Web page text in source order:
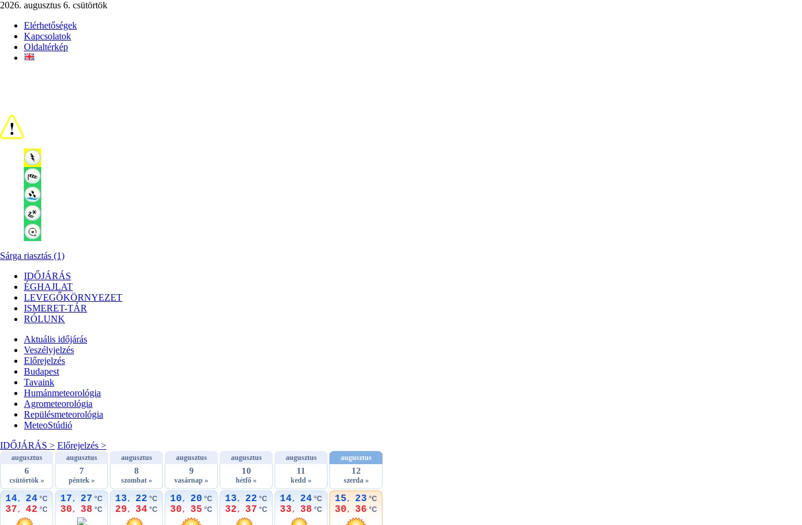
2026. augusztus 6. csütörtök
Elérhetőségek
Kapcsolatok
Oldaltérkép
Sárga riasztás (1)
IDŐJÁRÁS
ÉGHAJLAT
LEVEGŐKÖRNYEZET
ISMERET-TÁR
RÓLUNK
Aktuális időjárás
Veszélyjelzés
Előrejelzés
Budapest
Tavaink
Humánmeteorológia
Agrometeorológia
Repülésmeteorológia
MeteoStúdió
IDŐJÁRÁS > Előrejelzés >
augusztus
6
csütörtök »
14, 24 °C
37, 42 °C
augusztus
7
péntek »
17, 27 °C
30, 38 °C
augusztus
8
szombat »
13, 22 °C
29, 34 °C
augusztus
9
vasárnap »
10, 20 °C
30, 35 °C
augusztus
10
hétfő »
13, 22 °C
32, 37 °C
augusztus
11
kedd »
14, 24 °C
33, 38 °C
augusztus
12
szerda »
15, 23 °C
30, 36 °C